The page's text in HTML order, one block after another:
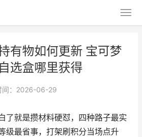
有物如何更新 宝可梦
选盒哪里获得
间：2026-06-29
了就是攒材料硬怼，四种路子最实
级最省事，打架刷积分当场点升